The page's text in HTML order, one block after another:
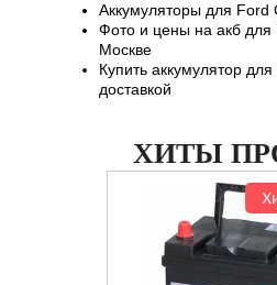
Аккумуляторы для Ford
Фото и цены на акб для
Москве
Купить аккумулятор
доставкой
ХИТЫ